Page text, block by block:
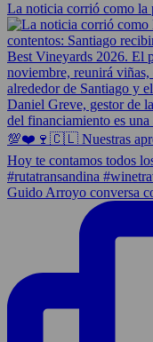
La noticia corrió como la
Guido Arroyo conversa